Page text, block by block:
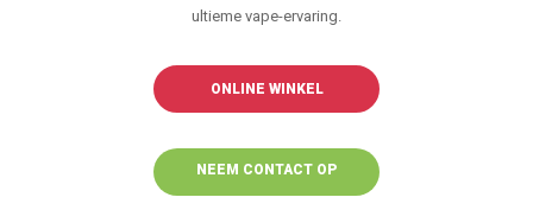
ultieme vape-ervaring.
ONLINE WINKEL
NEEM CONTACT OP